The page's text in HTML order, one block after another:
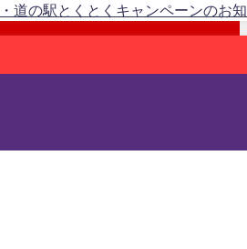
道の駅とくとくキャンペーンのお